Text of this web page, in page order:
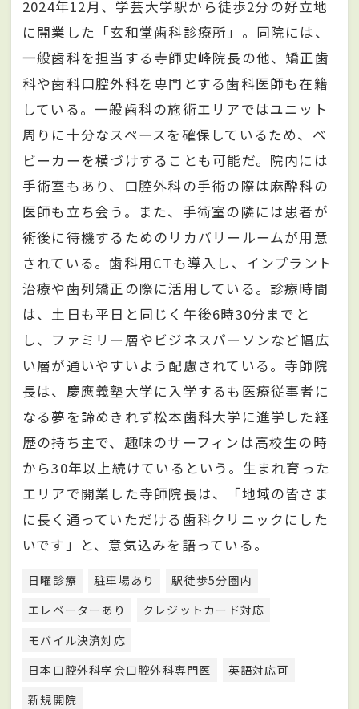
2024年12月、学芸大学駅から徒歩2分の好立地
に開業した「玄和堂歯科診療所」。同院には、
一般歯科を担当する寺師史峰院長の他、矯正歯
科や歯科口腔外科を専門とする歯科医師も在籍
している。一般歯科の施術エリアではユニット
周りに十分なスペースを確保しているため、ベ
ビーカーを横づけすることも可能だ。院内には
手術室もあり、口腔外科の手術の際は麻酔科の
医師も立ち会う。また、手術室の隣には患者が
術後に待機するためのリカバリールームが用意
されている。歯科用CTも導入し、インプラント
治療や歯列矯正の際に活用している。診療時間
は、土日も平日と同じく午後6時30分までと
し、ファミリー層やビジネスパーソンなど幅広
い層が通いやすいよう配慮されている。寺師院
長は、慶應義塾大学に入学するも医療従事者に
なる夢を諦めきれず松本歯科大学に進学した経
歴の持ち主で、趣味のサーフィンは高校生の時
から30年以上続けているという。生まれ育った
エリアで開業した寺師院長は、「地域の皆さま
に長く通っていただける歯科クリニックにした
いです」と、意気込みを語っている。
日曜診療 駐車場あり
駅徒歩5分圏内
エレベーターあり
クレジットカード対応
モバイル決済対応
日本口腔外科学会口腔外科専門医
英語対応可
新規開院